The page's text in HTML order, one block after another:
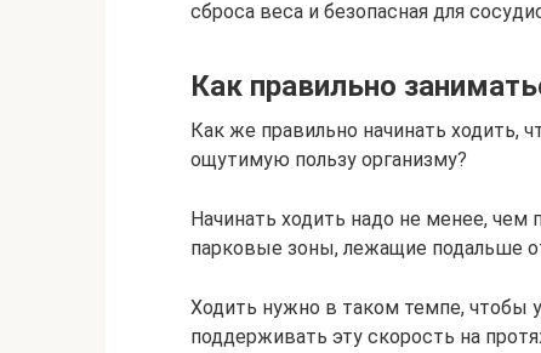
сброса веса и безопасная для
Как правильно
Как же правильно начинать ходить,
ощутимую пользу организму?
Начинать ходить надо не менее, чем
парковые зоны, лежащие подальше
Ходить нужно в таком темпе, чтобы у
поддерживать эту скорость на